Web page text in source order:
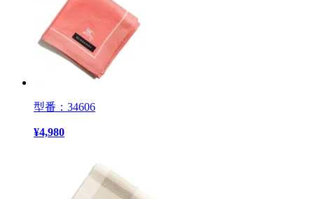
型番：34606
¥4,980